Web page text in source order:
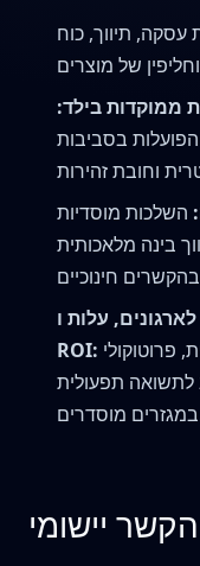
עסקה, תיווך, כוח
ממוקדות בילד:
בסביבות
השלכות מוסדיות
בינה מלאכותית
עלות ו-
ROI:
לתשואה תפעולית
יישומי